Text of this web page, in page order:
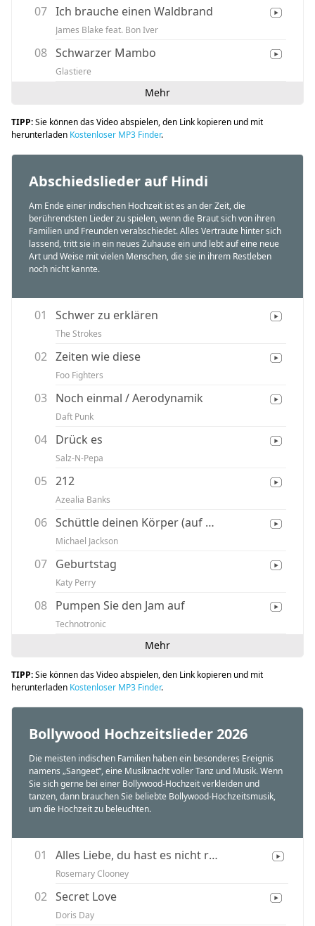
07 Ich brauche einen Waldbrand
James Blake feat. Bon Iver
08 Schwarzer Mambo
Glastiere
Mehr
TIPP:Sie können das Video abspielen, den Link kopieren und mit
herunterladen Kostenloser MP3 Finder.
Abschiedslieder auf Hindi
Am Ende einer indischen Hochzeit ist es an der Zeit, die
berührendsten Lieder zu spielen, wenn die Braut sich von ihren
Familien und Freunden verabschiedet. Alles Vertraute hinter sich
lassend, tritt sie in ein neues Zuhause ein und lebt auf eine neue
Art und Weise mit vielen Menschen, die sie in ihrem Restleben
noch nicht kannte.
01 Schwer zu erklären
The Strokes
02 Zeiten wie diese
Foo Fighters
03 Noch einmal / Aerodynamik
Daft Punk
04 Drück es
Salz-N-Pepa
05 212
Azealia Banks
06 Schüttle deinen Körper (auf den Boden)
Michael Jackson
07 Geburtstag
Katy Perry
08 Pumpen Sie den Jam auf
Technotronic
Mehr
TIPP:Sie können das Video abspielen, den Link kopieren und mit
herunterladen Kostenloser MP3 Finder.
Bollywood Hochzeitslieder 2026
Die meisten indischen Familien haben ein besonderes Ereignis
namens „Sangeet“, eine Musiknacht voller Tanz und Musik. Wenn
Sie sich gerne bei einer Bollywood-Hochzeit verkleiden und
tanzen, dann brauchen Sie beliebte Bollywood-Hochzeitsmusik,
um die Hochzeit zu beleuchten.
01 Alles Liebe, du hast es nicht richtig gemacht
Rosemary Clooney
02 Secret Love
Doris Day